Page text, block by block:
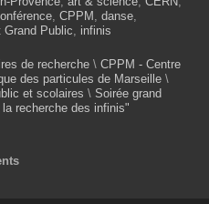
, CPPM danse,
Grand Public
infinis
de recherche\ CPPM - Centre
des particules de Marseille\
et scolaires \ Soirée grand
la recherche des infinis"